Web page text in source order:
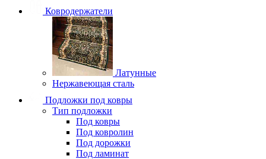
Ковродержатели
Латунные
Нержавеющая сталь
Подложки под ковры
Тип подложки
Под ковры
Под ковролин
Под дорожки
Под ламинат